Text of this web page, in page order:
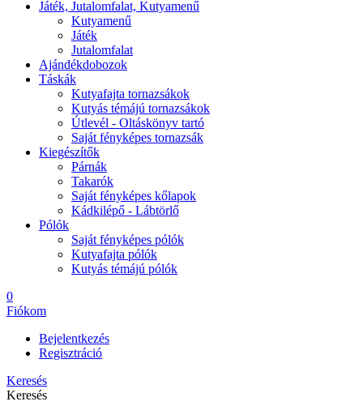
Játék, Jutalomfalat, Kutyamenű
Kutyamenű
Játék
Jutalomfalat
Ajándékdobozok
Táskák
Kutyafajta tornazsákok
Kutyás témájú tornazsákok
Útlevél - Oltáskönyv tartó
Saját fényképes tornazsák
Kiegészítők
Párnák
Takarók
Saját fényképes kőlapok
Kádkilépő - Lábtörlő
Pólók
Saját fényképes pólók
Kutyafajta pólók
Kutyás témájú pólók
0
Fiókom
Bejelentkezés
Regisztráció
Keresés
Keresés